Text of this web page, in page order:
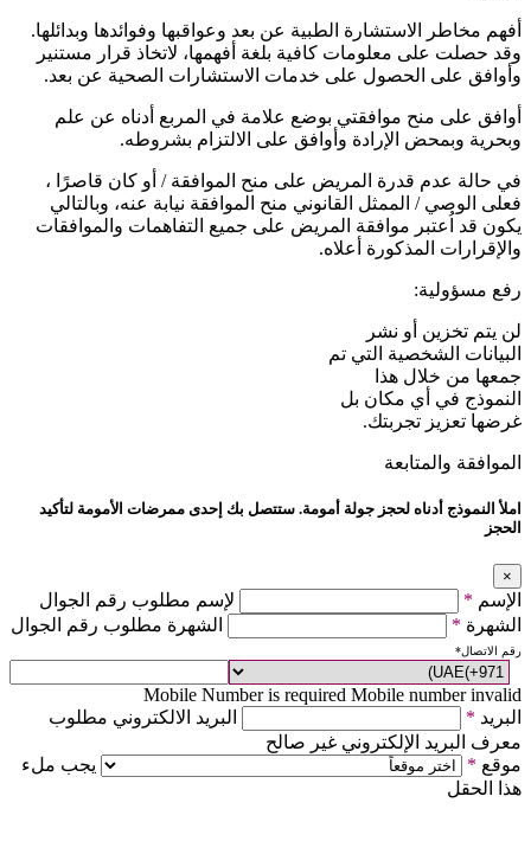
أفهم مخاطر الاستشارة الطبية عن بعد وعواقبها وفوائدها وبدائلها.
وقد حصلت على معلومات كافية بلغة أفهمها، لاتخاذ قرار مستنير
وأوافق على الحصول على خدمات الاستشارات الصحية عن بعد.
أوافق على منح موافقتي بوضع علامة في المربع أدناه عن علم
وبحرية وبمحض الإرادة وأوافق على الالتزام بشروطه.
في حالة عدم قدرة المريض على منح الموافقة / أو كان قاصرًا ،
فعلى الوصي / الممثل القانوني منح الموافقة نيابة عنه، وبالتالي
يكون قد اُعتبر موافقة المريض على جميع التفاهمات والموافقات
والإقرارات المذكورة أعلاه.
رفع مسؤولية:
لن يتم تخزين أو نشر
البيانات الشخصية التي تم
جمعها من خلال هذا
النموذج في أي مكان بل
غرضها تعزيز تجربتك.
الموافقة والمتابعة
املأ النموذج أدناه لحجز جولة أمومة. ستتصل بك إحدى ممرضات الأمومة لتأكيد
الحجز
×
الإسم *
لإسم مطلوب رقم الجوال
الشهرة * الشهرة مطلوب رقم الجوال
رقم الاتصال*
Mobile Number is required Mobile number invalid
البريد *
البريد الالكتروني مطلوب
معرف البريد الإلكتروني غير صالح
موقع *
يجب ملء
هذا الحقل